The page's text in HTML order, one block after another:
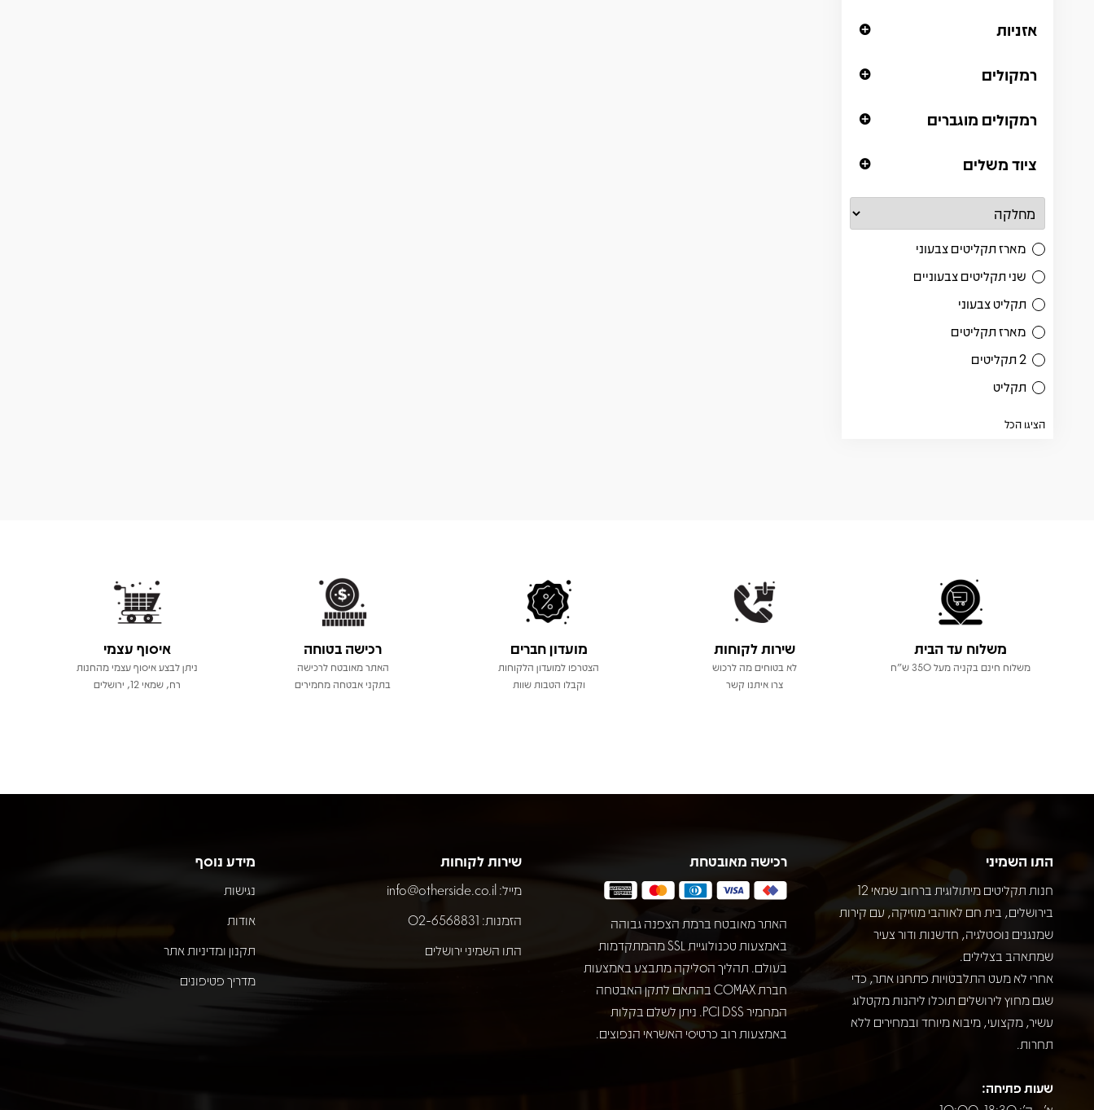
אזניות
רמקולים
רמקולים מוגברים
ציוד משלים
מארז תקליטים צבעוני
שני תקליטים צבעוניים
תקליט צבעוני
מארז תקליטים
2 תקליטים
תקליט
הציגו הכל
משלוח עד הבית
משלוח חינם בקניה מעל 350 ש"ח
שירות לקוחות
לא בטוחים מה לרכוש
צרו איתנו קשר
מועדון חברים
הצטרפו למועדון הלקוחות
וקבלו הטבות שוות
רכישה בטוחה
האתר מאובטח לרכישה
בתקני אבטחה מחמירים
איסוף עצמי
ניתן לבצע איסוף עצמי מהחנות
רח, שמאי 12, ירושלים
התו השמיני
חנות תקליטים מיתולוגית ברחוב שמאי 12
בירושלים, בית חם לאוהבי מוזיקה, עם קירות
שמנגנים נוסטלגיה, חדשנות ודור צעיר
שמתאהב בצלילים.
אחרי לא מעט התלבטויות פתחנו אתר, כדי
שגם מחוץ לירושלים תוכלו ליהנות מקטלוג
עשיר, מקצועי, מיבוא מיוחד ובמחירים ללא
תחרות.
שעות פתיחה:
רכישה מאובטחת
האתר מאובטח ברמת הצפנה גבוהה
באמצעות טכנולוגיית SSL מהמתקדמות
בעולם. תהליך הסליקה מתבצע באמצעות
חברת COMAX בהתאם לתקן האבטחה
המחמיר PCI DSS. ניתן לשלם בקלות
באמצעות רוב כרטיסי האשראי הנפוצים.
שירות לקוחות
מייל: info@otherside.co.il
הזמנות: 02-6568831
התו השמיני ירושלים
מידע נוסף
נגישות
אודות
תקנון ומדיניות אתר
מדריך פטיפונים